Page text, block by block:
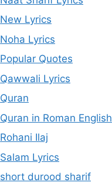
New Lyrics
Noha Lyrics
Popular Quotes
Qawwali Lyrics
Quran
Quran in Roman English
Rohani Ilaj
Salam Lyrics
short durood sharif